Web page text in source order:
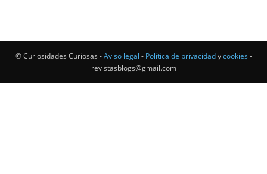
© Curiosidades Curiosas -Aviso legal - Política de privacidadycookies -
revistasblogs@gmail.com